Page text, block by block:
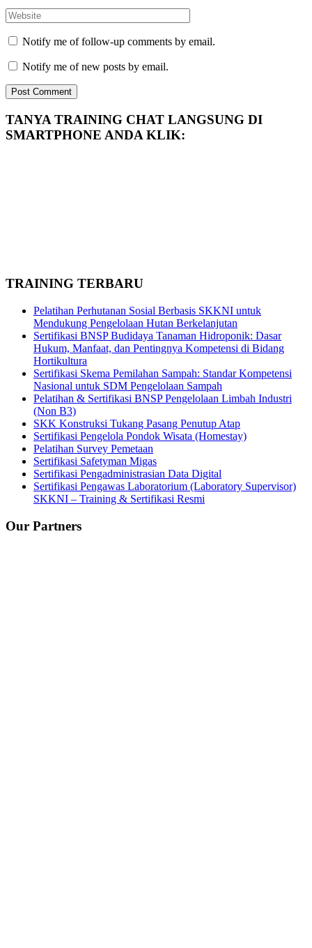
Notify me of follow-up comments by email.
Notify me of new posts by email.
TANYA TRAINING CHAT LANGSUNG DI
SMARTPHONE ANDA KLIK:
TRAINING TERBARU
Pelatihan Perhutanan Sosial Berbasis SKKNI untuk
Mendukung Pengelolaan Hutan Berkelanjutan
Sertifikasi BNSP Budidaya Tanaman Hidroponik: Dasar
Hukum, Manfaat, dan Pentingnya Kompetensi di Bidang
Hortikultura
Sertifikasi Skema Pemilahan Sampah: Standar Kompetensi
Nasional untuk SDM Pengelolaan Sampah
Pelatihan & Sertifikasi BNSP Pengelolaan Limbah Industri
(Non B3)
SKK Konstruksi Tukang Pasang Penutup Atap
Sertifikasi Pengelola Pondok Wisata (Homestay)
Pelatihan Survey Pemetaan
Sertifikasi Safetyman Migas
Sertifikasi Pengadministrasian Data Digital
Sertifikasi Pengawas Laboratorium (Laboratory Supervisor)
SKKNI – Training & Sertifikasi Resmi
Our Partners